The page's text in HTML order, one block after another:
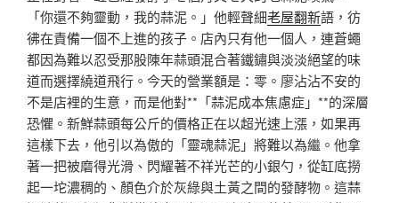
「你還不夠靈動，我的蒜泥。」他輕聲細老屋翻新語，彷
彿在責備一個不上進的孩子。店內只有他一個人，連蒼蠅
都因為難以忍受那股陳年蒜頭混合著鐵鏽與淡淡絕望的味
道而選擇繞道飛行。今天的營業額是：零。廖沾沾不安的
不是店裡的生意，而是他對**「蒜泥成本焦慮症」**的深層
恐懼。新鮮蒜頭每公斤的價格正在以超光速上漲，如果再
這樣下去，他引以為傲的「靈魂蒜泥」將難以為繼。他拿
著一把被磨得光滑、閃耀著不祥光芒的小銀勺，從缸底撈
起一坨濃稠的、顏色介於灰綠與土黃之間的發酵物。這蒜